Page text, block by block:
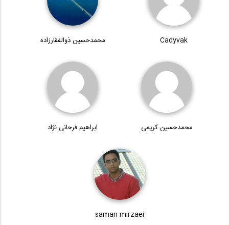
Cadyvak محمدحسین ذوالفقارزاده
محمدحسین کریمی ابراهیم فرحانی نژاد
saman mirzaei